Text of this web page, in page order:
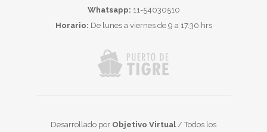
Whatsapp: 11-54030510
Horario: De lunes a viernes de 9 a 17.30 hrs
Desarrollado por Objetivo Virtual/ Todos los